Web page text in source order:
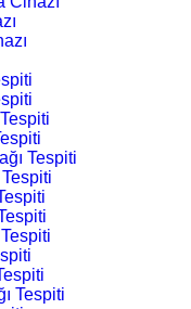
Tespiti
Tespiti